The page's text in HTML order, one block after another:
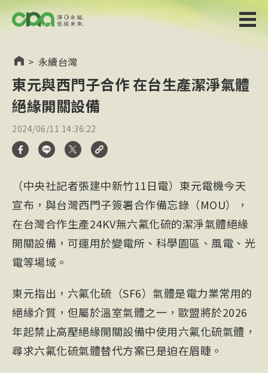
> 永續台灣
東元與西門子合作 在台生產潔淨氣體
絕緣開關設備
2024/06/11 14:36:22
（中央社記者張建中新竹11日電）東元電機今天
宣布，與台灣西門子簽署合作備忘錄（MOU），
在台灣合作生產24KV無六氟化硫的潔淨氣體絕緣
開關設備，可運用於變電所、科學園區、風電、光
電等場域。
東元指出，六氟化硫（SF6）氣體是電力業常用的
絕緣介質，但屬於溫室氣體之一，歐盟將於2026
年起禁止高壓絕緣開關設備中使用六氟化硫氣體，
尋求六氟化硫氣體替代方案已是迫在眉睫。